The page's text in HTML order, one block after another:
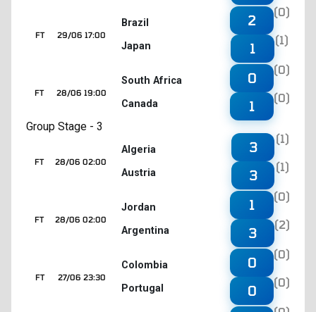
29/06 17:00
FT
Brazil
Japan
2
(0)
1
(1)
28/06 19:00
FT
South Africa
Canada
0
(0)
1
(0)
Group Stage - 3
28/06 02:00
FT
Algeria
Austria
3
(1)
3
(1)
28/06 02:00
FT
Jordan
Argentina
1
(0)
3
(2)
27/06 23:30
FT
Colombia
Portugal
0
(0)
0
(0)